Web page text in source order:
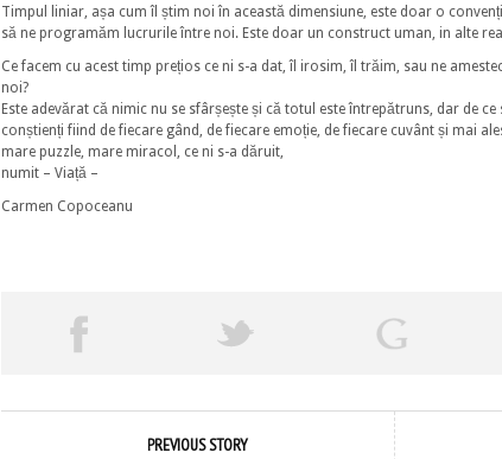
Timpul liniar, așa cum îl știm noi în această dimensiune, este doar o
să ne programăm lucrurile între noi. Este doar un construct uman, in alte
Ce facem cu acest timp prețios ce ni s-a dat, îl irosim, îl trăim, sau ne
noi?
Este adevărat că nimic nu se sfârșește și că totul este întrepătruns, dar de
conștienți fiind de fiecare gând, de fiecare emoție, de fiecare cuvânt și mai
mare puzzle, mare miracol, ce ni s-a dăruit,
numit – Viață –
Carmen Copoceanu
PREVIOUS STORY